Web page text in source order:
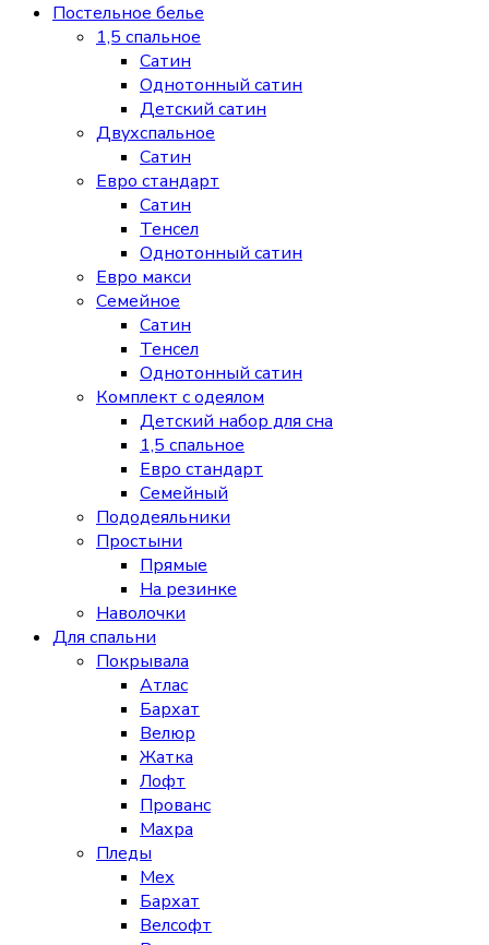
Постельное белье
1,5 спальное
Сатин
Однотонный сатин
Детский сатин
Двухспальное
Сатин
Евро стандарт
Сатин
Тенсел
Однотонный сатин
Евро макси
Семейное
Сатин
Тенсел
Однотонный сатин
Комплект с одеялом
Детский набор для сна
1,5 спальное
Евро стандарт
Семейный
Пододеяльники
Простыни
Прямые
На резинке
Наволочки
Для спальни
Покрывала
Атлас
Бархат
Велюр
Жатка
Лофт
Прованс
Махра
Пледы
Мех
Бархат
Велсофт